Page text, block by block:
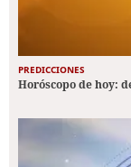
PREDICCIONES
Horóscopo de hoy: